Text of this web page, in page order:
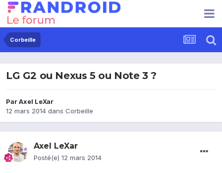
Corbeille
LG G2 ou Nexus 5 ou Note 3 ?
ParAxel LeXar
12 mars 2014 dans Corbeille
Axel LeXar
Posté(e) 12 mars 2014